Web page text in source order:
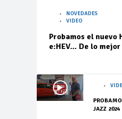
NOVEDADES
VIDEO
Probamos el nuevo
e:HEV… De lo
JAZZ 2024